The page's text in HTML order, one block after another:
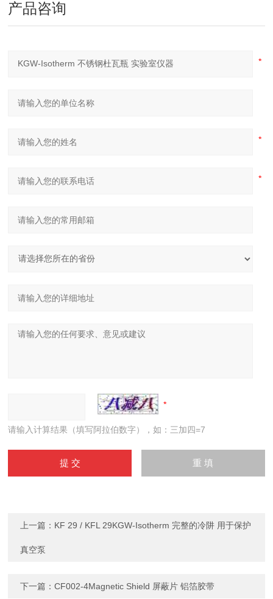
产品咨询
请输入计算结果（填写阿拉伯数字），如：三加四=7
上一篇： KF 29 / KFL 29KGW-Isotherm 完整的冷阱 用于保护
真空泵
下一篇：CF002-4Magnetic Shield 屏蔽片 铝箔胶带